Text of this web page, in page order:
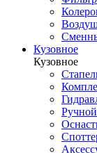
Кузовное
Кузовное